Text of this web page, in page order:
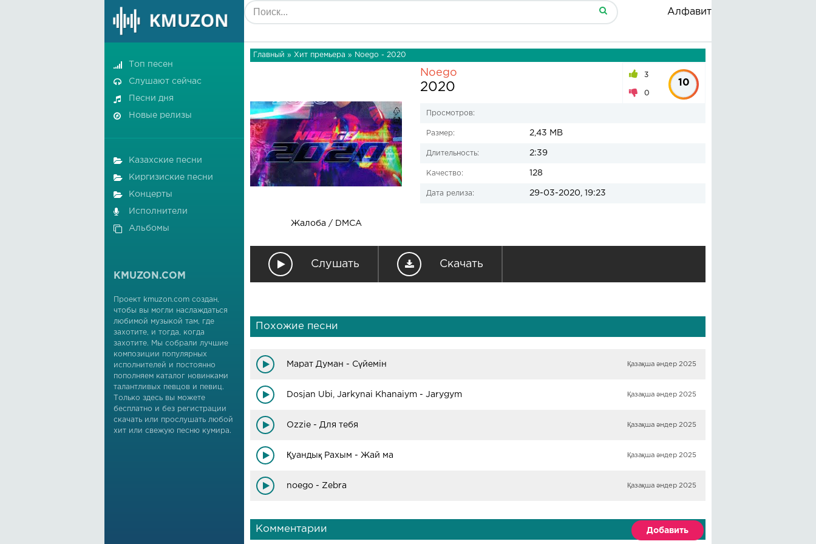
Алфавит
Главный » Хит премьера » Noego - 2020
Жалоба / DMCA
Noego
2020
3
0
10
Просмотров:
Размер: 2,43 MB
Длительность: 2:39
Качество: 128
Дата релиза: 29-03-2020, 19:23
Слушать Скачать
Похожие песни
Марат Думан - Сүйемін Қазақша әндер 2025
Dosjan Ubi, Jarkynai Khanaiym - Jarygym Қазақша әндер 2025
Оzzie - Для тебя Қазақша әндер 2025
Қуандық Рахым - Жай ма Қазақша әндер 2025
noego - Zebra Қазақша әндер 2025
Комментарии Добавить
Топ песен
Слушают сейчас
Песни дня
Новые релизы
Казахские песни
Киргизиские песни
Концерты
Исполнители
Альбомы
KMUZON.COM
Проект kmuzon.com создан,
чтобы вы могли наслаждаться
любимой музыкой там, где
захотите, и тогда, когда
захотите. Мы собрали лучшие
композиции популярных
исполнителей и постоянно
пополняем каталог новинками
талантливых певцов и певиц.
Только здесь вы можете
бесплатно и без регистрации
скачать или прослушать любой
хит или свежую песню кумира.